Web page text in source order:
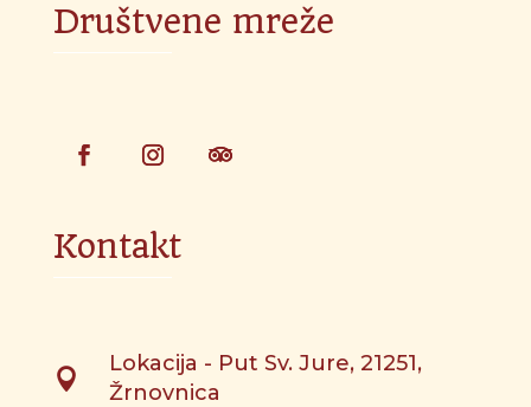
Društvene mreže
Kontakt

Lokacija - Put Sv. Jure, 21251,
Žrnovnica